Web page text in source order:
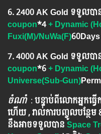
6. ​2400 AK Gold ទទួលប
coupon*4+ Dynamic
Fuxi(M)/NuWa(F)60Days
7. 4000 AK Gold ទទួលប
coupon*6+ Dynamic
Universe(Sub-Gun)
ចំណាំ​​​ :បន្ទាប់ពីលោកអ្នក​ធ្វ
ហើយ , រាល់ការបញ្ចូលបន្ថែ
នឹងអាចទទួលបាន​Space